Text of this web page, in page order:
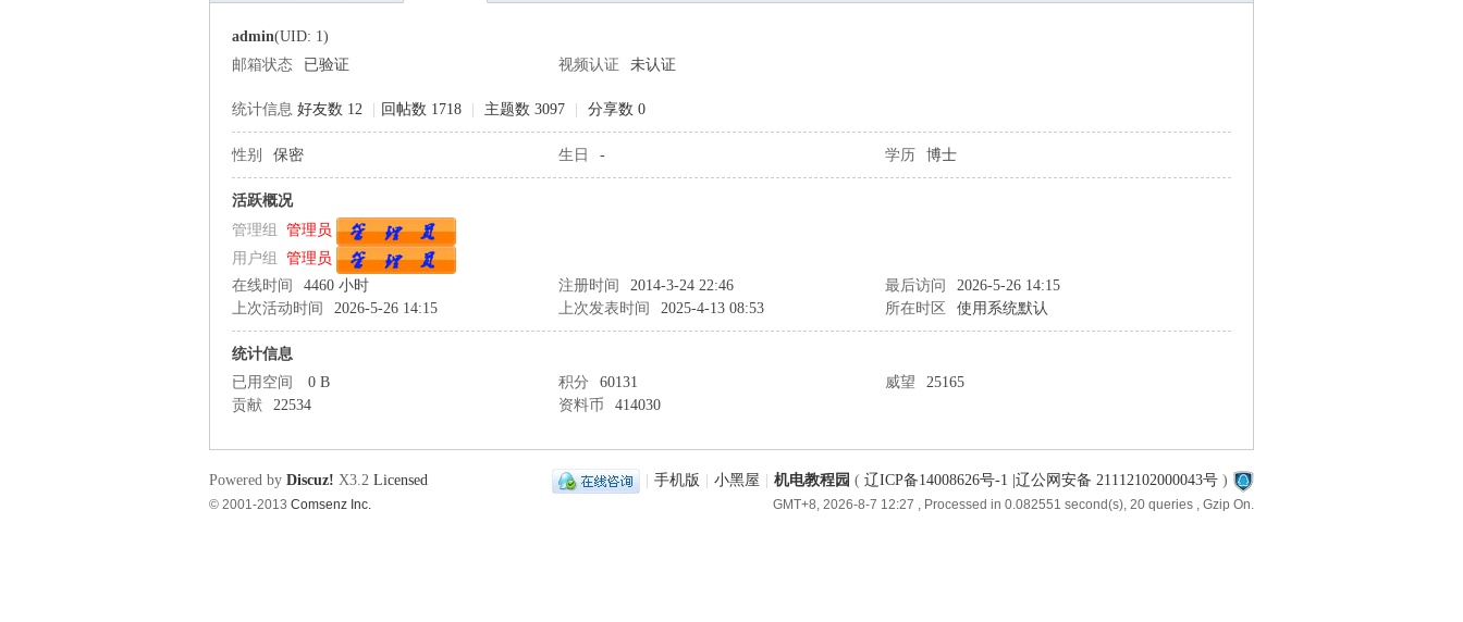
admin(UID: 1)
邮箱状态
已验证 视频认证 未认证
统计信息 好友数 12 回帖数 1718 主题数 3097 分享数 0
性别 保密 生日 - 学历 博士
活跃概况
管理组 管理员
用户组 管理员
在线时间
4460 小时 注册时间 2014-3-24 22:46 最后访问
2026-5-26 14:15
上次活动时间
2026-5-26 14:15 上次发表时间 2025-4-13 08:53 所在时区 使用系统默认
统计信息
已用空间
0 B 积分 60131 威望
25165
贡献
22534 资料币 414030
手机版 小黑屋 机电教程园 ( 辽ICP备14008626号-1 |辽公网安备 21112102000043号 )
GMT+8, 2026-8-7 12:27 , Processed in 0.082551 second(s), 20 queries , Gzip On.
Powered by Discuz! X3.2 Licensed
© 2001-2013 Comsenz Inc.